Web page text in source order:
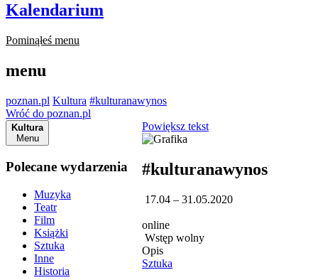
Kalendarium
Pominąłeś menu
menu
poznan.pl Kultura #kulturanawynos
Wróć do poznan.pl
Kultura
Menu
Polecane wydarzenia
Muzyka
Teatr
Film
Książki
Sztuka
Inne
Historia
Powiększ tekst
#kulturanawynos
17.04 – 31.05.2020
online
Wstęp wolny
Opis
Sztuka